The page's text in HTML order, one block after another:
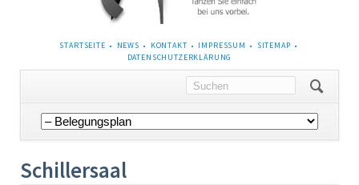
NAVIGATION
STARTSEITE NEWS KONTAKT IMPRESSUM
SITEMAP
DATENSCHUTZERKLÄRUNG
Navigation
überspringen
Schillersaal